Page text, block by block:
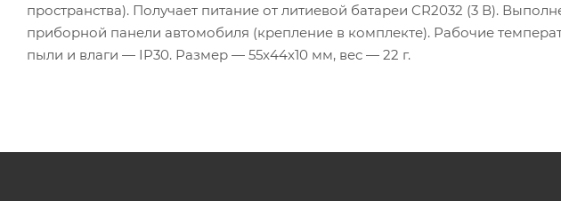
пространства). Получает питание от литиевой батареи CR2032 (3 В).
приборной панели автомобиля (крепление в комплекте). Рабочие
пыли и влаги — IP30. Размер — 55x44x10 мм, вес — 22 г.